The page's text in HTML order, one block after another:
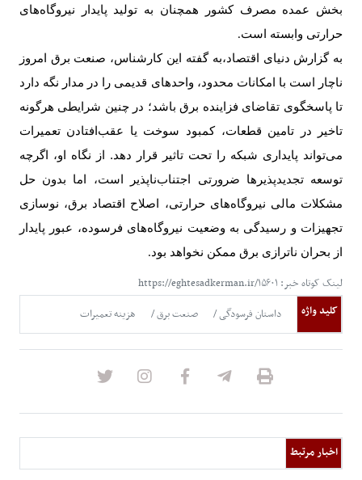
بخش عمده مصرف کشور همچنان به تولید پایدار نیروگاه‌های
حرارتی وابسته است.
به گزارش دنیای اقتصاد،به گفته این کارشناس، صنعت برق امروز
ناچار است با امکانات محدود، واحدهای قدیمی را در مدار نگه دارد
تا پاسخگوی تقاضای فزاینده برق باشد؛ در چنین شرایطی هرگونه
تاخیر در تامین قطعات، کمبود سوخت یا عقب‌افتادن تعمیرات
می‌تواند پایداری شبکه را تحت تاثیر قرار دهد. از نگاه او، اگرچه
توسعه تجدیدپذیرها ضرورتی اجتناب‌ناپذیر است، اما بدون حل
مشکلات مالی نیروگاه‌های حرارتی، اصلاح اقتصاد برق، نوسازی
تجهیزات و رسیدگی به وضعیت نیروگاه‌های فرسوده، عبور پایدار
از بحران ناترازی برق ممکن نخواهد بود.
لینک کوتاه خبر: https://eghtesadkerman.ir/۱۵۶۰۱
کلید واژه
داستان فرسودگی صنعت برق هزینه تعمیرات
اخبار مرتبط